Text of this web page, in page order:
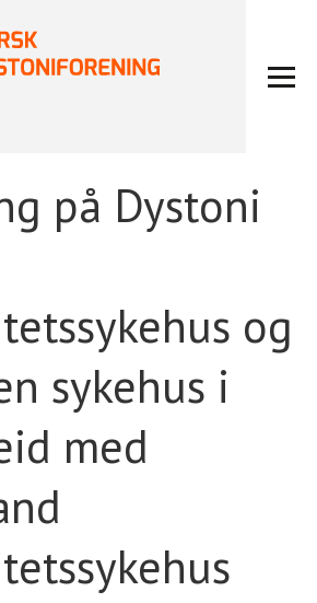
på Dystoni
og
sykehus i
med